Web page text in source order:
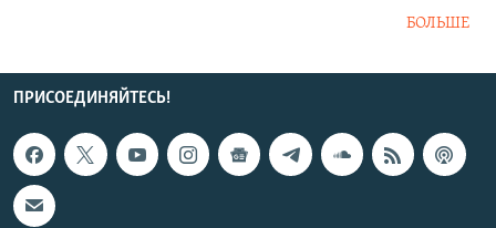
БОЛЬШЕ
ПРИСОЕДИНЯЙТЕСЬ!